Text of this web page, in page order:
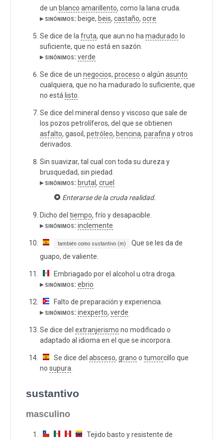
de un blanco amarillento, como la lana cruda.
▸ sinónimos: beige, beis, castaño, ocre
Se dice de la fruta, que aun no ha madurado lo
suficiente, que no está en sazón.
▸ sinónimos: verde
Se dice de un negocios, proceso o algún asunto
cualquiera, que no ha madurado lo suficiente, que
no está listo
Se dice del mineral denso y viscoso que sale de
los pozos petrolíferos, del que se obtienen
asfalto, gasoil, petróleo, bencina, parafina y otros
derivados.
Sin suavizar, tal cual con toda su dureza y
brusquedad, sin piedad.
▸ sinónimos: brutal , cruel
Enterarse de la cruda realidad.
Dicho del tiempo, frío y desapacible.
▸ sinónimos: inclemente
también como sustantivo (m)
Que se les da de
guapo, de valiente.
Embriagado por el alcohol u otra droga.
▸ sinónimos: ebrio
Falto de preparación y experiencia.
▸ sinónimos: inexperto, verde
Se dice del extranjerismo no modificado o
adaptado al idioma en el que se incorpora.
Se dice del absceso, grano o tumorcillo que
no supura
sustantivo
masculino
Tejido basto y resistente de